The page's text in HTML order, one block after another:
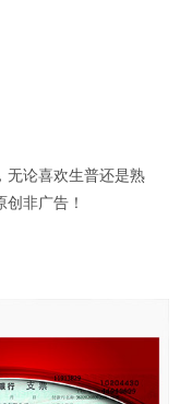
无论喜欢生普还是熟
非广告！